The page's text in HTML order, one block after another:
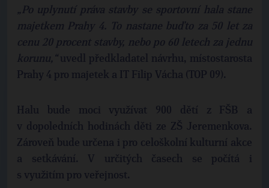
„Po uplynutí práva stavby se sportovní hala stane
majetkem Prahy 4. To nastane buďto za 50 let za
cenu 20 procent stavby, nebo po 60 letech za jednu
korunu,“uvedl předkladatel návrhu, místostarosta
Prahy 4 pro majetek a IT Filip Vácha (TOP 09).
Halu bude moci využívat 900 dětí z FŠB a
v dopoledních hodinách děti ze ZŠ Jeremenkova.
Zároveň bude určena i pro celoškolní kulturní akce
a setkávání. V určitých časech se počítá i
s využitím pro veřejnost.